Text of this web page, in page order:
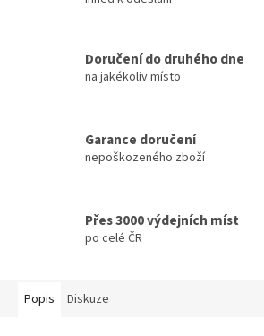
Doručení do druhého dne
na jakékoliv místo
Garance doručení
nepoškozeného zboží
Přes 3000 výdejních míst
po celé ČR
Popis Diskuze